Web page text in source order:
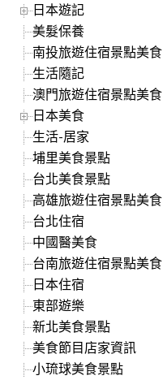
日本遊記
美髮保養
南投旅遊住宿景點美食
生活隨記
澳門旅遊住宿景點美食
日本美食
生活-居家
埔里美食景點
台北美食景點
高雄旅遊住宿景點美食
台北住宿
中國醫美食
台南旅遊住宿景點美食
日本住宿
東部遊樂
新北美食景點
美食節目店家資訊
小琉球美食景點